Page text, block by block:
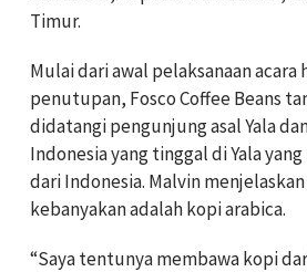
Timur.
Mulai dari awal pelaksanaan acara
penutupan, Fosco Coffee Beans
didatangi pengunjung asal Yala
Indonesia yang tinggal di Yala
dari Indonesia. Malvin
kebanyakan adalah kopi arabica.
“Saya tentunya membawa kopi